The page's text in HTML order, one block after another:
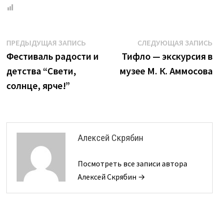
Навигация
по
записям
ПРЕДЫДУЩАЯ ЗАПИСЬПредыдущая
запись:
Фестиваль радости и
детства “Свети,
солнце, ярче!”
СЛЕДУЮЩАЯ ЗАПИСЬ
Тифло — экскурсия в
музее М. К. Аммосова
Алексей Скрябин
Посмотреть все записи автора
Алексей Скрябин →